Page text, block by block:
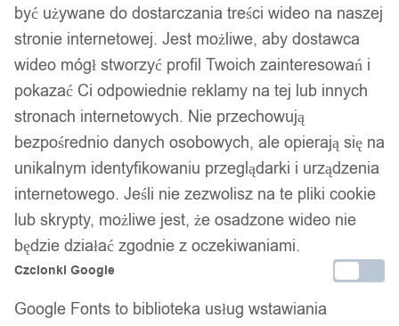
Dane firmy:
Nazwa:IT&IMPORT Kajetan Sikorski
być używane do dostarczania treści wideo na naszej
stronie internetowej. Jest możliwe, aby dostawca
wideo mógł stworzyć profil Twoich zainteresowań i
pokazać Ci odpowiednie reklamy na tej lub innych
stronach internetowych. Nie przechowują
bezpośrednio danych osobowych, ale opierają się na
unikalnym identyfikowaniu przeglądarki i urządzenia
internetowego. Jeśli nie zezwolisz na te pliki cookie
lub skrypty, możliwe jest, że osadzone wideo nie
będzie działać zgodnie z oczekiwaniami.
Czcionki Google
Google Fonts to biblioteka usług wstawiania